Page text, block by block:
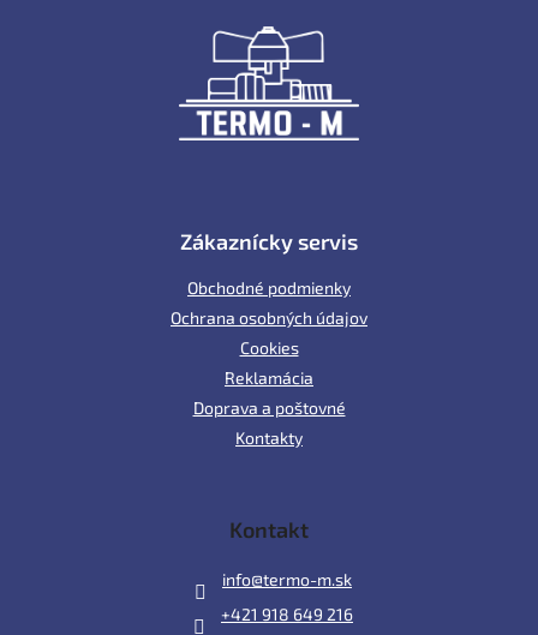
Zákaznícky servis
Obchodné podmienky
Ochrana osobných údajov
Cookies
Reklamácia
Doprava a poštovné
Kontakty
Kontakt
info@termo-m.sk
+421 918 649 216